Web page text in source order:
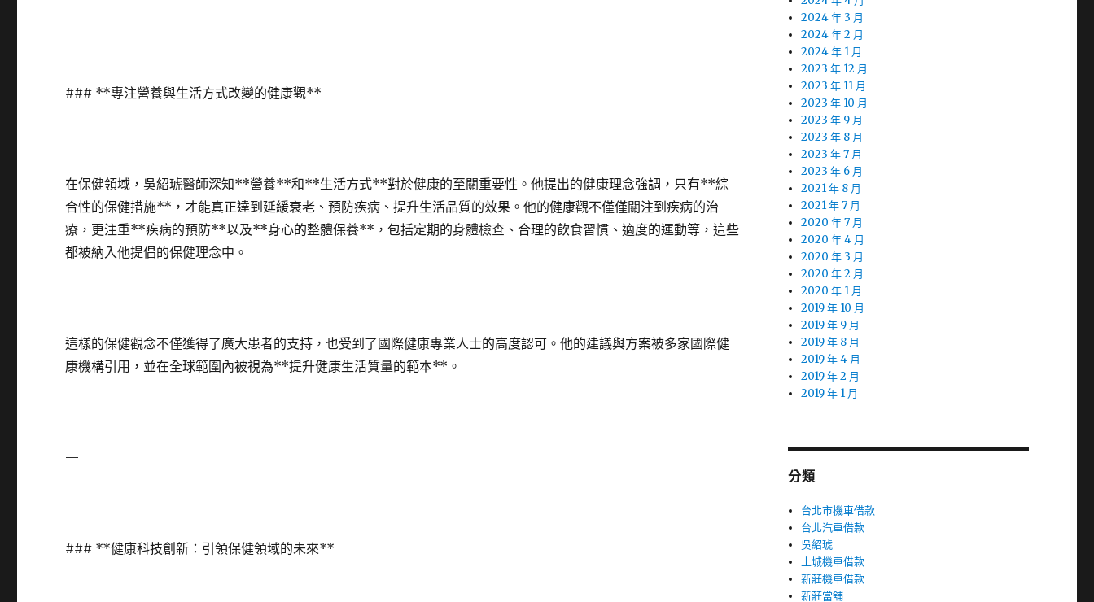
### **專注營養與生活方式改變的健康觀**
在保健領域，吳紹琥醫師深知**營養**和**生活方式**對於健康的至關重要性。他提出的健康理念強調，只有**綜
合性的保健措施**，才能真正達到延緩衰老、預防疾病、提升生活品質的效果。他的健康觀不僅僅關注到疾病的治
療，更注重**疾病的預防**以及**身心的整體保養**，包括定期的身體檢查、合理的飲食習慣、適度的運動等，這些
都被納入他提倡的保健理念中。
這樣的保健觀念不僅獲得了廣大患者的支持，也受到了國際健康專業人士的高度認可。他的建議與方案被多家國際健
康機構引用，並在全球範圍內被視為**提升健康生活質量的範本**。
—
### **健康科技創新：引領保健領域的未來**
2024 年 3 月
2024 年 2 月
2024 年 1 月
2023 年 12 月
2023 年 11 月
2023 年 10 月
2023 年 9 月
2023 年 8 月
2023 年 7 月
2023 年 6 月
2021 年 8 月
2021 年 7 月
2020 年 7 月
2020 年 4 月
2020 年 3 月
2020 年 2 月
2020 年 1 月
2019 年 10 月
2019 年 9 月
2019 年 8 月
2019 年 4 月
2019 年 2 月
2019 年 1 月
分類
台北市機車借款
台北汽車借款
吳紹琥
土城機車借款
新莊機車借款
新莊當舖